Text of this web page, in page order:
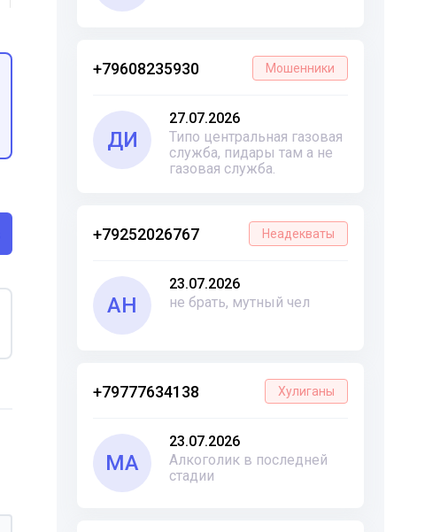
+79608235930 Мошенники
ДИ
27.07.2026
Типо центральная газовая
служба, пидары там а не
газовая служба.
+79252026767 Неадекваты
АН
23.07.2026
не брать, мутный чел
+79777634138 Хулиганы
МА
23.07.2026
Алкоголик в последней
стадии